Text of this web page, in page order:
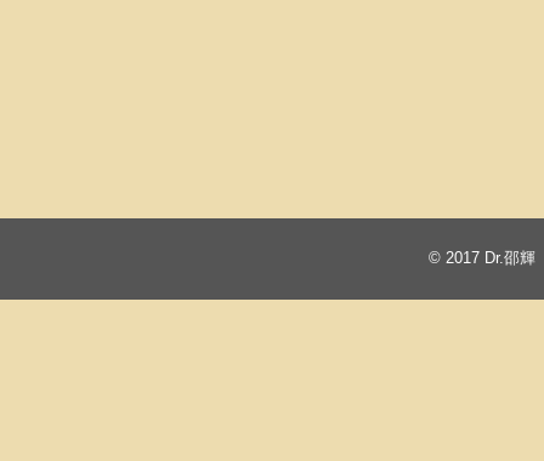
© 2017 Dr.邵